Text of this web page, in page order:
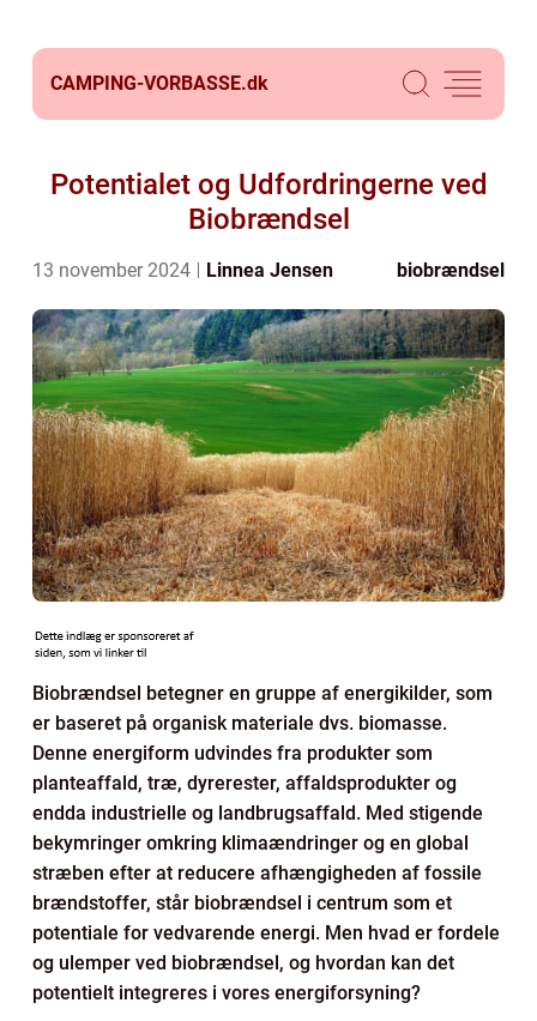
CAMPING-VORBASSE.dk
Potentialet og Udfordringerne ved
Biobrændsel
13 november 2024 Linnea Jensen biobrændsel
Biobrændsel betegner en gruppe af energikilder, som
er baseret på organisk materiale dvs. biomasse.
Denne energiform udvindes fra produkter som
planteaffald, træ, dyrerester, affaldsprodukter og
endda industrielle og landbrugsaffald. Med stigende
bekymringer omkring klimaændringer og en global
stræben efter at reducere afhængigheden af fossile
brændstoffer, står biobrændsel i centrum som et
potentiale for vedvarende energi. Men hvad er fordele
og ulemper ved biobrændsel, og hvordan kan det
potentielt integreres i vores energiforsyning?